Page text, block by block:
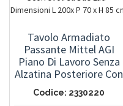
Tavolo Armadiato
Passante Mittel AGI
Piano Di Lavoro Senza
Alzatina Posteriore Con
Porte Scorrevoli Su Due
Lati - Dimensioni L 200x
Codice: 2330220